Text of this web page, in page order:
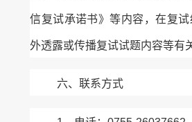
信复试承诺书》等内容，在复
外透露或传播复试试题内容等有
六、联系方式